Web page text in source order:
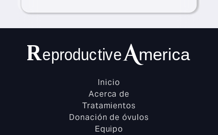
Inicio
Acerca de
Tratamientos
Donación de óvulos
Equipo